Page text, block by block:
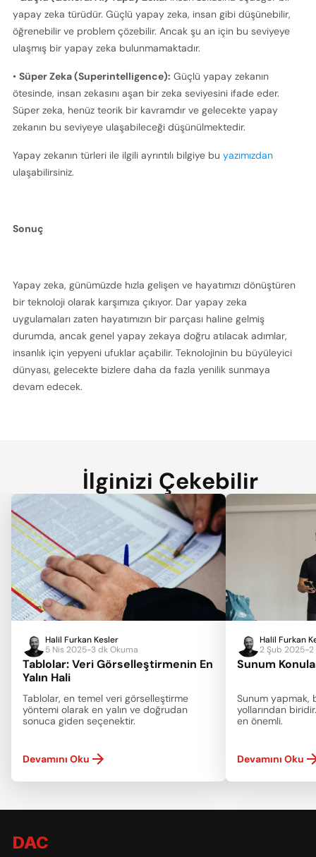
yapay zeka türüdür. Güçlü yapay zeka, insan gibi düşünebilir,
öğrenebilir ve problem çözebilir. Ancak şu an için bu seviyeye
ulaşmış bir yapay zeka bulunmamaktadır.
• Süper Zeka (Superintelligence): Güçlü yapay zekanın
ötesinde, insan zekasını aşan bir zeka seviyesini ifade eder.
Süper zeka, henüz teorik bir kavramdır ve gelecekte yapay
zekanın bu seviyeye ulaşabileceği düşünülmektedir.
Yapay zekanın türleri ile ilgili ayrıntılı bilgiye bu yazımızdan
ulaşabilirsiniz.
Sonuç
Yapay zeka, günümüzde hızla gelişen ve hayatımızı dönüştüren
bir teknoloji olarak karşımıza çıkıyor. Dar yapay zeka
uygulamaları zaten hayatımızın bir parçası haline gelmiş
durumda, ancak genel yapay zekaya doğru atılacak adımlar,
insanlık için yepyeni ufuklar açabilir. Teknolojinin bu büyüleyici
dünyası, gelecekte bizlere daha da fazla yenilik sunmaya
devam edecek.
İlginizi Çekebilir
Tablolar: Veri Görselleştirmenin En
Yalın Hali
Tablolar, en temel veri görselleştirme
yöntemi olarak en yalın ve doğrudan
sonuca giden seçenektir.
Devamını Oku
Halil Furkan Kesler
5 Nis 2025-3 dk Okuma
Sunum
Sunum yapmak,
yollarından
en önemli.
Devamını Oku
Halil Furkan
2 Şub 2025-
DAC